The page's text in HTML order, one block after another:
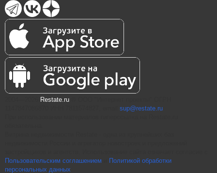
Restate.ru
sup@restate.ru
Пользовательским соглашением
Политикой обработки
персональных данных